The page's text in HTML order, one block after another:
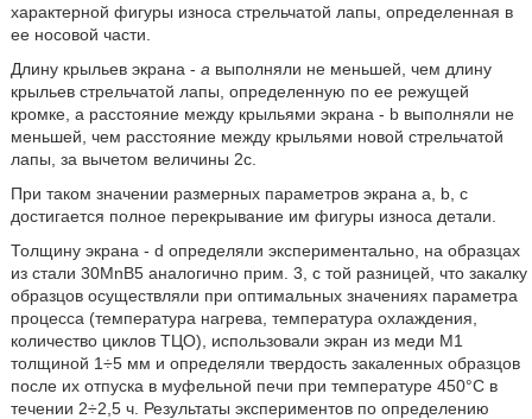
характерной фигуры износа стрельчатой лапы, определенная в
ее носовой части.
Длину крыльев экрана - а выполняли не меньшей, чем длину
крыльев стрельчатой лапы, определенную по ее режущей
кромке, а расстояние между крыльями экрана - b выполняли не
меньшей, чем расстояние между крыльями новой стрельчатой
лапы, за вычетом величины 2с.
При таком значении размерных параметров экрана а, b, с
достигается полное перекрывание им фигуры износа детали.
Толщину экрана - d определяли экспериментально, на образцах
из стали 30MnB5 аналогично прим. 3, с той разницей, что закалку
образцов осуществляли при оптимальных значениях параметра
процесса (температура нагрева, температура охлаждения,
количество циклов ТЦО), использовали экран из меди M1
толщиной 1÷5 мм и определяли твердость закаленных образцов
после их отпуска в муфельной печи при температуре 450°С в
течении 2÷2,5 ч. Результаты экспериментов по определению